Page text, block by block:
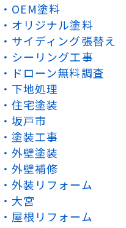
OEM塗料
オリジナル塗料
サイディング張替え
シーリング工事
ドローン無料調査
下地処理
住宅塗装
坂戸市
塗装工事
外壁塗装
外壁補修
外装リフォーム
大宮
屋根リフォーム